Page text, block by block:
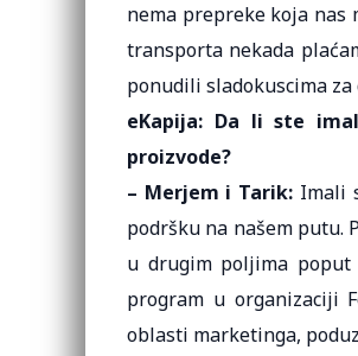
nema prepreke koja nas
transporta nekada
ponudili sladokuscima
eKapija: Da li ste
proizvode?
– Merjem i Tarik: Imali
podršku na našem putu.
u drugim poljima poput
program u organizaciji
oblasti marketinga,